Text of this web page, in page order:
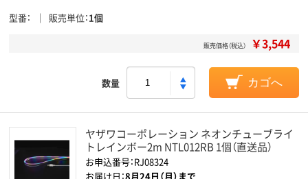
型番 販売単位 1個
販売価格（税込） ￥3,544
数量 カゴへ
ヤザワコーポレーション ネオンチューブライ
トレインボー2m NTL012RB 1個（直送品）
お申込番号：RJ08324
お届け日：8月24日（月）まで